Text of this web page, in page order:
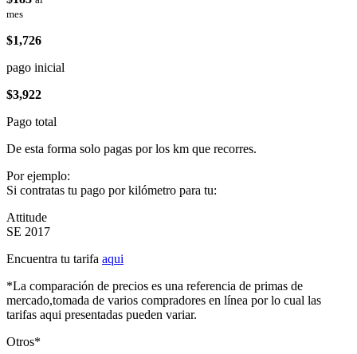
mes
$1,726
pago inicial
$3,922
Pago total
De esta forma solo pagas por los km que recorres.
Por ejemplo:
Si contratas tu pago por kilómetro para tu:
Attitude
SE 2017
Encuentra tu tarifa aqui
*La comparación de precios es una referencia de primas de
mercado,tomada de varios compradores en línea por lo cual las
tarifas aqui presentadas pueden variar.
Otros*